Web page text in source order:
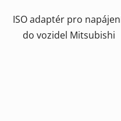
ISO adaptér pro
do vozidel